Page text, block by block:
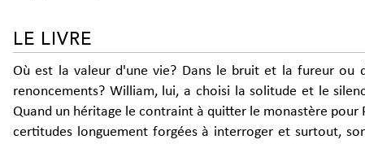
LE LIVRE
Où est la valeur d'une vie? Dans le bruit et la fureur ou
renoncements? William, lui, a choisi la solitude et le
Quand un héritage le contraint à quitter le monastère
certitudes longuement forgées à interroger et surtout,